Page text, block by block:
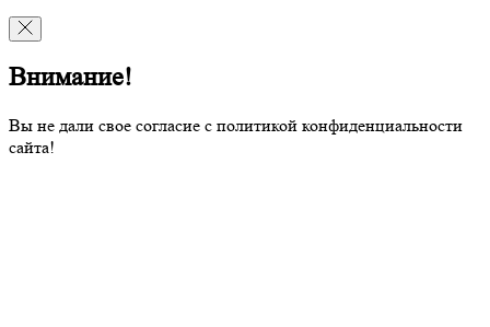
Внимание!
Вы не дали свое согласие с политикой конфиденциальности
сайта!